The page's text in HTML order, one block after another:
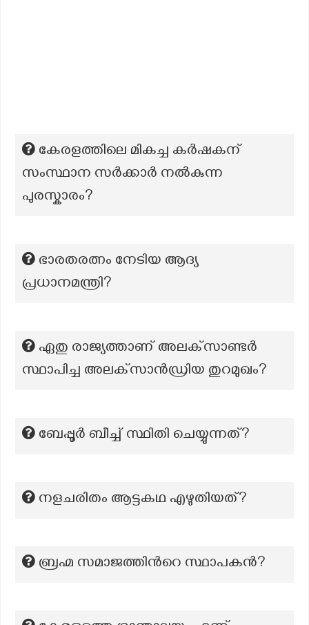
കേരളത്തിലെ മികച്ച കര്‍ഷകന്
സംസ്ഥാന സര്‍ക്കാര്‍ നല്‍കുന്ന
പുരസ്കാരം?
ഭാരതരത്നം നേടിയ ആദ്യ
പ്രധാനമന്ത്രി?
ഏതു രാജ്യത്താണ് അലക്‌സാണ്ടർ
സ്ഥാപിച്ച അലക്‌സാൻഡ്രിയ തുറമുഖം?
ബേപ്പൂര്‍ ബീച്ച് സ്ഥിതി ചെയ്യുന്നത്?
നളചരിതം ആട്ടകഥ എഴുതിയത്?
ബ്രഹ്മ സമാജത്തിന്‍റെ സ്ഥാപകൻ?